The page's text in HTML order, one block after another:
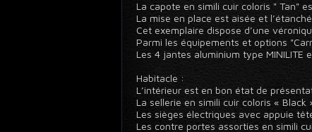
La capote en simili cuir coloris " Tan"
La mise en place est aisée et
Cet exemplaire dispose d’une
Parmi les équipements et options
Les 4 jantes aluminium type MINILITE
Habitacle :
L’intérieur est en bon état de
La sellerie en simili cuir coloris «
Les sièges électriques avec appuie
Les contre portes assorties en simili